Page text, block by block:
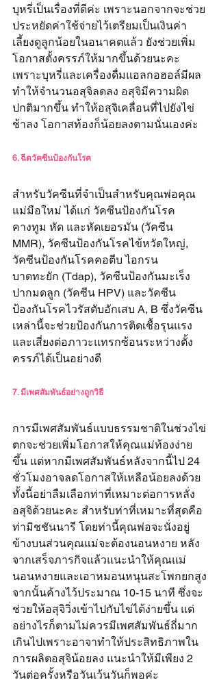
บุหรี่เป็นเรื่องที่ดีค่ะ เพราะนอกจากจะช่วย
ประหยัดค่าใช้จ่ายไว้เตรียมเป็นเงินค่า
เลี้ยงดูลูกน้อยในอนาคตแล้ว ยังช่วยเพิ่ม
โอกาสตั้งครรภ์ให้มากขึ้นด้วยนะคะ
เพราะบุหรี่และเครื่องดื่มแอลกอฮอล์มีผล
ทำให้จำนวนอสุจิลดลง อสุจิมีความผิด
ปกติมากขึ้น ทำให้อสุจิเคลื่อนที่ไปยังไข่
ช้าลง โอกาสท้องก็น้อยลงตามนั่นเองค่ะ
6. ฉีดวัคซีนป้องกันโรค
สำหรับวัคซีนที่จำเป็นสำหรับคุณพ่อคุณ
แม่มือใหม่ ได้แก่ วัคซีนป้องกันโรค
คางทูม หัด และหัดเยอรมัน (วัคซีน
MMR), วัคซีนป้องกันโรคไข้หวัดใหญ่,
วัคซีนป้องกันโรคคอตีบ ไอกรน
บาดทะยัก (Tdap), วัคซีนป้องกันมะเร็ง
ปากมดลูก (วัคซีน HPV) และวัคซีน
ป้องกันโรคไวรัสตับอักเสบ A, B ซึ่งวัคซีน
เหล่านี้จะช่วยป้องกันการติดเชื้อรุนแรง
และเสี่ยงต่อภาวะแทรกซ้อนระหว่างตั้ง
ครรภ์ได้เป็นอย่างดี
7. มีเพศสัมพันธ์อย่างถูกวิธี
การมีเพศสัมพันธ์แบบธรรมชาติในช่วงไข่
ตกจะช่วยเพิ่มโอกาสให้คุณแม่ท้องง่าย
ขึ้น แต่หากมีเพศสัมพันธ์หลังจากนี้ไป 24
ชั่วโมงอาจลดโอกาสให้เหลือน้อยลงด้วย
ทั้งนี้อย่าลืมเลือกท่าที่เหมาะต่อการหลั่ง
อสุจิด้วยนะคะ สำหรับท่าที่เหมาะที่สุดคือ
ท่ามิชชันนารี โดยท่านี้คุณพ่อจะนั่งอยู่
ข้างบนส่วนคุณแม่จะต้องนอนหงาย หลัง
จากเสร็จภารกิจแล้วแนะนำให้คุณแม่
นอนหงายและเอาหมอนหนุนสะโพกยกสูง
จากนั้นค้างไว้ประมาณ 10-15 นาที ซึ่งจะ
ช่วยให้อสุจิวิ่งเข้าไปกับไข่ได้ง่ายขึ้น แต่
อย่างไรก็ตามไม่ควรมีเพศสัมพันธ์ถี่มาก
เกินไปเพราะอาจาทำให้ประสิทธิภาพใน
การผลิตอสุจิน้อยลง แนะนำให้มีเพียง 2
วันต่อครั้งหรือวันเว้นวันก็พอค่ะ